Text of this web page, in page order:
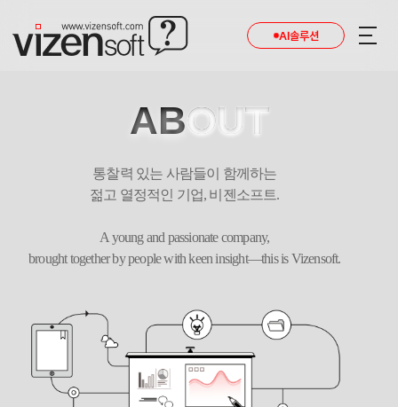
AI솔루션
ABOUT
통찰력 있는 사람들이 함께하는
젊고 열정적인 기업, 비젠소프트.
A young and passionate company,
brought together by people with keen insight—this is Vizensoft.